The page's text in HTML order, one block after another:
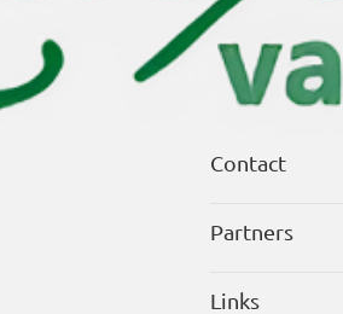
Contact
Partners
Links